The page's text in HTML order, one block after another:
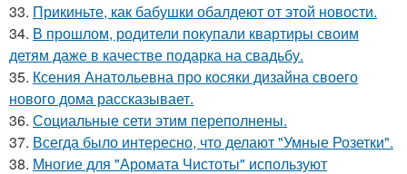
33. Прикиньте, как бабушки обалдеют от этой новости.
34. В прошлом, родители покупали квартиры своим
детям даже в качестве подарка на свадьбу.
35. Ксения Анатольевна про косяки дизайна своего
нового дома рассказывает.
36. Социальные сети этим переполнены.
37. Всегда было интересно, что делают "Умные Розетки".
38. Многие для "Аромата Чистоты" используют